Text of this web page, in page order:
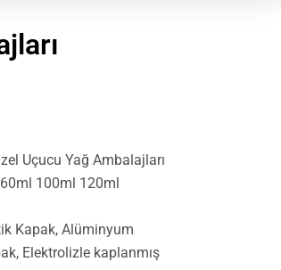
Uçucu Yağ Ambalajları
100ml 120ml
Kapak, Alüminyum
Elektrolizle kaplanmış